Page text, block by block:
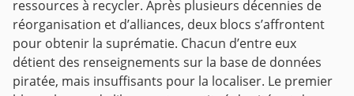
ressources à recycler. Après plusieurs décennies de
réorganisation et d’alliances, deux blocs s’affrontent
pour obtenir la suprématie. Chacun d’entre eux
détient des renseignements sur la base de données
piratée, mais insuffisants pour la localiser. Le premier